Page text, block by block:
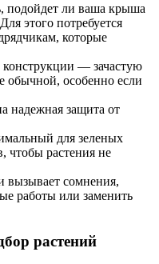
подойдет ли ваша крыша
этого потребуется
которые
— зачастую
обычной, особенно если
защита от
для зеленых
чтобы растения не
вызывает сомнения,
работы или заменить
растений